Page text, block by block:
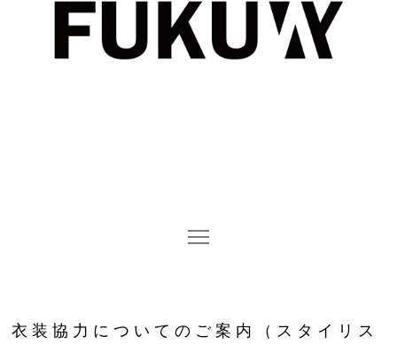
衣装協力についてのご案内（スタイリス